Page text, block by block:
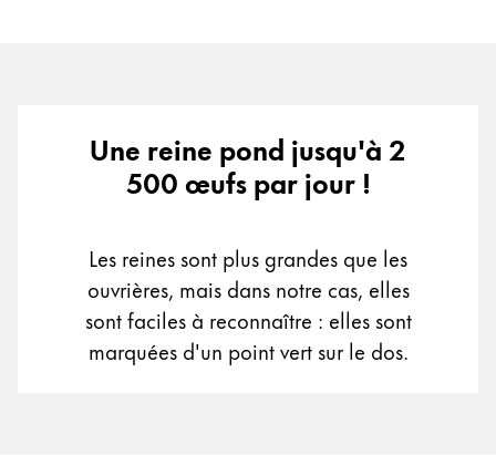
Une reine pond jusqu'à 2
500 œufs par jour !
Les reines sont plus grandes que les
ouvrières, mais dans notre cas, elles
sont faciles à reconnaître : elles sont
marquées d'un point vert sur le dos.